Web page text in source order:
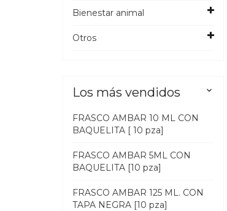
Bienestar animal
Otros
Los más vendidos 
FRASCO AMBAR 10 ML CON
BAQUELITA [ 10 pza]
FRASCO AMBAR 5ML CON
BAQUELITA [10 pza]
FRASCO AMBAR 125 ML. CON
TAPA NEGRA [10 pza]